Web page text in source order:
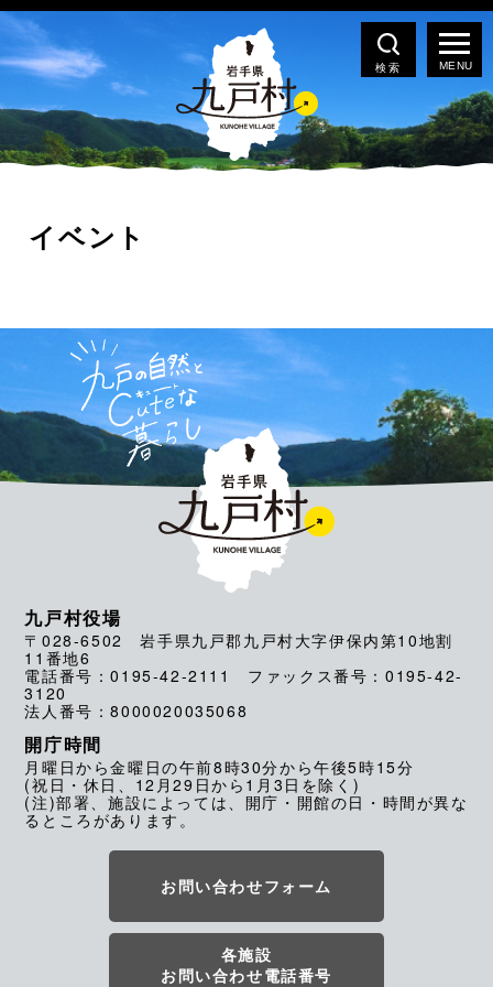
検索
イベント
九戸村役場
〒028-6502 岩手県九戸郡九戸村大字伊保内第10地割
11番地6
電話番号：0195-42-2111 ファックス番号：0195-42-
3120
法人番号：8000020035068
開庁時間
月曜日から金曜日の午前8時30分から午後5時15分
(祝日・休日、12月29日から1月3日を除く)
(注)部署、施設によっては、開庁・開館の日・時間が異な
るところがあります。
お問い合わせフォーム
各施設
お問い合わせ電話番号